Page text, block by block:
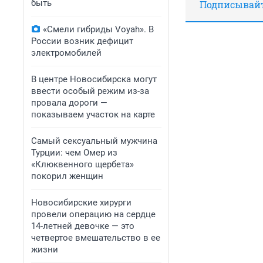
быть
«Смели гибриды Voyah». В
России возник дефицит
электромобилей
В центре Новосибирска могут
ввести особый режим из-за
провала дороги —
показываем участок на карте
Самый сексуальный мужчина
Турции: чем Омер из
«Клюквенного щербета»
покорил женщин
Новосибирские хирурги
провели операцию на сердце
14-летней девочке — это
четвертое вмешательство в ее
жизни